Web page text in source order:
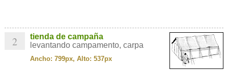
2
tienda de campaña
levantando campamento, carpa
Ancho: 799px, Alto: 537px